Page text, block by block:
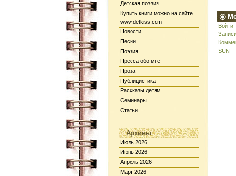
Детская поэзия
Купить книги можно на сайте
www.detkiss.com
Новости
Песни
Поэзия
Пресса обо мне
Проза
Публицистика
Рассказы детям
Семинары
Статьи
Архивы
Июль 2026
Июнь 2026
Апрель 2026
Март 2026
Войти
Записи
SUN